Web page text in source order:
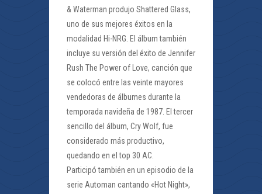
& Waterman produjo Shattered Glass,
uno de sus mejores éxitos en la
modalidad Hi-NRG. El álbum también
incluye su versión del éxito de Jennifer
Rush The Power of Love, canción que
se colocó entre las veinte mayores
vendedoras de álbumes durante la
temporada navideña de 1987. El tercer
sencillo del álbum, Cry Wolf, fue
considerado más productivo,
quedando en el top 30 AC.
Participó también en un episodio de la
serie Automan cantando «Hot Night»,